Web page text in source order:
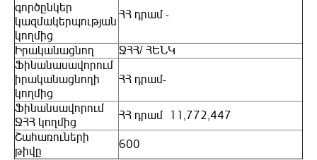
գործընկեր
կազմակերպության
կողմից
ՀՀ դրամ -
Իրականացնող
ՋՀՀ/ ՀԵՆԿ
Ֆինանասավորում
իրականացնողի
կողմից
ՀՀ դրամ-
Ֆինանսավորում
ՋՀՀ կողմից
ՀՀ դրամ 11,772,447
Շահառուների
թիվը
600